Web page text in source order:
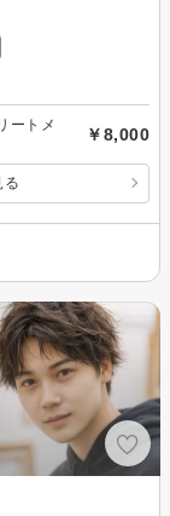
ートメ
￥8,000
る